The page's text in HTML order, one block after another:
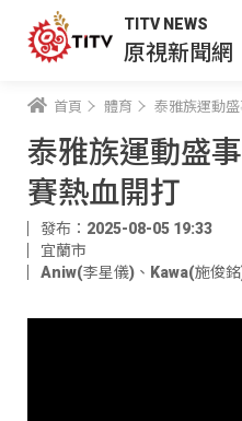
TITV NEWS
原視新聞網
首頁 體育 泰雅族運動
泰雅族運動盛
賽熱血開打
發布：2025-08-05 19:33
宜蘭市
Aniw(李星儀) 、 Kawa(施俊